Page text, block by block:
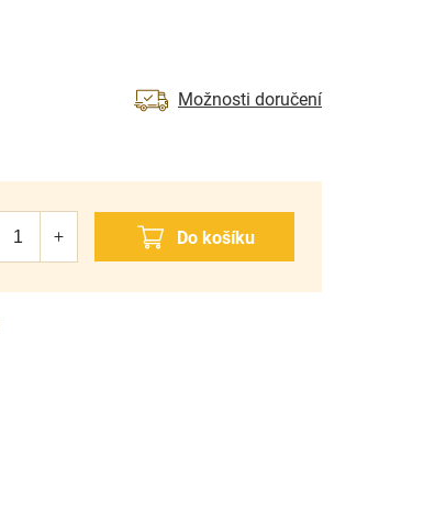
Možnosti doručení